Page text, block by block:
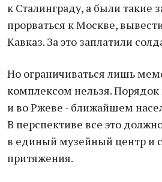
к Сталинграду, а были такие
прорваться к Москве,
Кавказ. За это заплатили
Но ограничиваться лишь
комплексом нельзя.
и во Ржеве - ближайшем
В перспективе все это
в единый музейный центр и
притяжения.